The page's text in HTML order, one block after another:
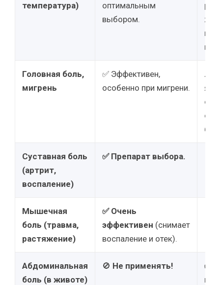
температура)
оптимальным
выбором.
Головная боль,
мигрень
✅ Эффективен,
особенно при мигрени.
⚠️
Суставная боль
(артрит,
воспаление)
✅ Препарат выбора.
Мышечная
боль (травма,
растяжение)
✅ Очень
эффективен (снимает
воспаление и отек).
Абдоминальная
боль (в животе)
🚫 Не применять!
✅